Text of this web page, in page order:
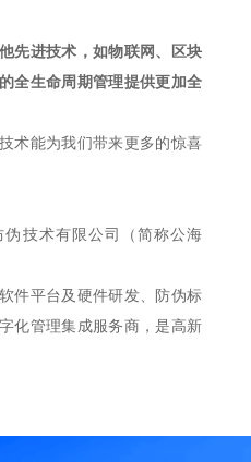
先进技术，如物联网、区块
全生命周期管理提供更加全
术能为我们带来更多的惊喜
技术有限公司（简称公海
件平台及硬件研发、防伪标
化管理集成服务商，是高新